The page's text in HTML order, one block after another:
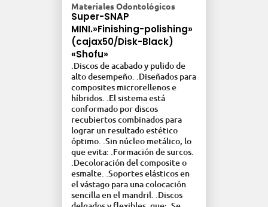
Materiales Odontológicos
Super-SNAP
MINI.»Finishing-polishing»
(cajax50/Disk-Black)
«Shofu»
.Discos de acabado y pulido de
alto desempeño. .Diseñados para
composites microrellenos e
híbridos. .El sistema está
conformado por discos
recubiertos combinados para
lograr un resultado estético
óptimo. .Sin núcleo metálico, lo
que evita: .Formación de surcos.
.Decoloración del composite o
esmalte. .Soportes elásticos en
el vástago para una colocación
sencilla en el mandril. .Discos